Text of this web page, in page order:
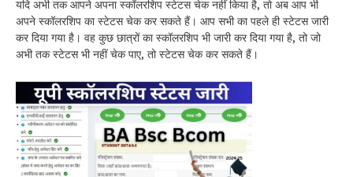
यदि अभी तक आपने अपना स्कॉलरशिप स्टेटस चेक नहीं किया है, तो अब आप भी
अपने स्कॉलरशिप का स्टेटस चेक कर सकते हैं। आप सभी का पहले ही स्टेटस जारी
कर दिया गया है। वह कुछ छात्रों का स्कॉलरशिप भी जारी कर दिया गया है, तो जो
अभी तक स्टेटस भी नहीं चेक पाए, तो स्टेटस चेक कर सकते हैं।